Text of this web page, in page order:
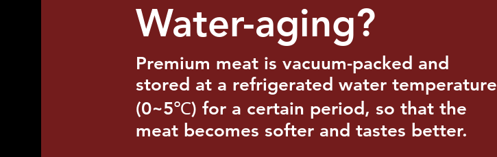
Water-aging?
Premium meat is vacuum-packed and
stored at a refrigerated water temperature
(0~5℃) for a certain period, so that the
meat becomes softer and tastes better.